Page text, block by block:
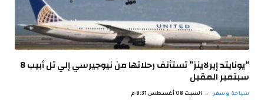
“يونايتد إيرلاينز” تستأنف رحلاتها من نيوجيرسي إلي تل أبيب 8
سبتمبر المقبل
سياحة وسفر السبت 08 أغسطس 8:31 م